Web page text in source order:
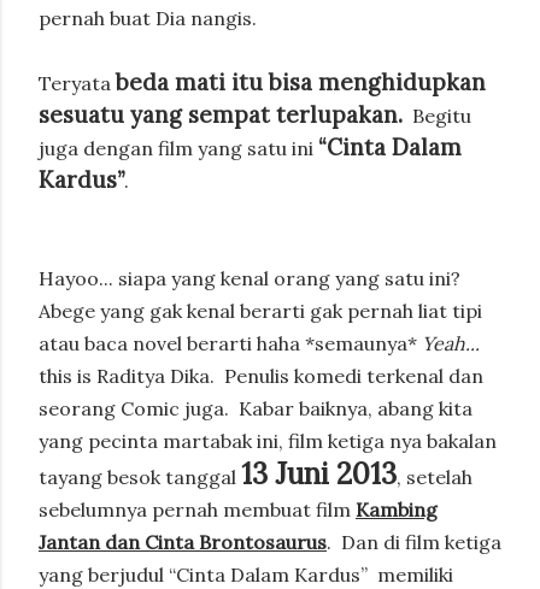
pernah buat Dia nangis.
Teryata beda mati itu bisa menghidupkan
sesuatu yang sempat terlupakan. Begitu
juga dengan film yang satu ini “Cinta Dalam
Kardus”.
Hayoo... siapa yang kenal orang yang satu ini?
Abege yang gak kenal berarti gak pernah liat tipi
atau baca novel berarti haha *semaunya* Yeah...
this is Raditya Dika. Penulis komedi terkenal dan
seorang Comic juga. Kabar baiknya, abang kita
yang pecinta martabak ini, film ketiga nya bakalan
tayang besok tanggal 13 Juni 2013, setelah
sebelumnya pernah membuat film Kambing
Jantan dan Cinta Brontosaurus. Dan di film ketiga
yang berjudul “Cinta Dalam Kardus” memiliki